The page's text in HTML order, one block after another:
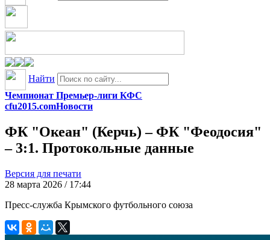
Найти
Чемпионат Премьер-лиги КФС
cfu2015.comНовости
ФК "Океан" (Керчь) – ФК "Феодосия"
– 3:1. Протокольные данные
Версия для печати
28 марта 2026 / 17:44
Пресс-служба Крымского футбольного союза